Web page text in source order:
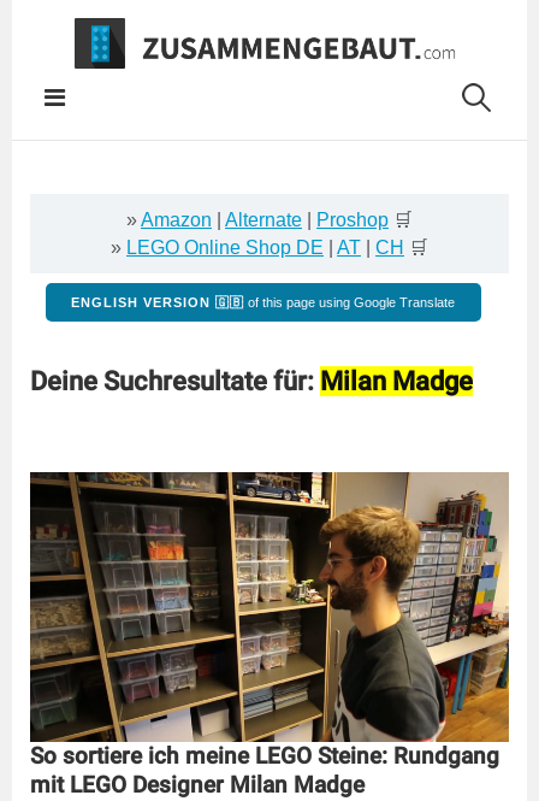
Springe
Inhalt
»Amazon Alternate Proshop 🛒
» LEGO Online Shop DE AT CH 🛒
ENGLISH VERSION 🇬🇧 of this page using Google Translate
Deine Suchresultate für: Milan Madge
So sortiere ich meine LEGO Steine: Rundgang
mit LEGO Designer Milan Madge